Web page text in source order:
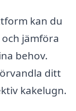
kan du
jämföra
behov.
ditt
kakelugn.